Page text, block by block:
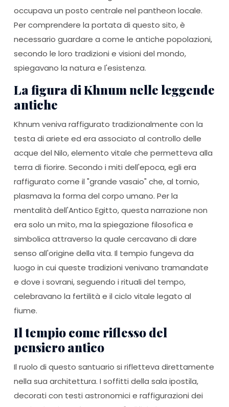
occupava un posto centrale nel pantheon locale.
Per comprendere la portata di questo sito, è
necessario guardare a come le antiche popolazioni,
secondo le loro tradizioni e visioni del mondo,
spiegavano la natura e l'esistenza.
La figura di Khnum nelle leggende
antiche
Khnum veniva raffigurato tradizionalmente con la
testa di ariete ed era associato al controllo delle
acque del Nilo, elemento vitale che permetteva alla
terra di fiorire. Secondo i miti dell'epoca, egli era
raffigurato come il "grande vasaio" che, al tornio,
plasmava la forma del corpo umano. Per la
mentalità dell'Antico Egitto, questa narrazione non
era solo un mito, ma la spiegazione filosofica e
simbolica attraverso la quale cercavano di dare
senso all'origine della vita. Il tempio fungeva da
luogo in cui queste tradizioni venivano tramandate
e dove i sovrani, seguendo i rituali del tempo,
celebravano la fertilità e il ciclo vitale legato al
fiume.
Il tempio come riflesso del
pensiero antico
Il ruolo di questo santuario si rifletteva direttamente
nella sua architettura. I soffitti della sala ipostila,
decorati con testi astronomici e raffigurazioni dei